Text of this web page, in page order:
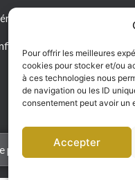
Pour offrir les meilleures
cookies pour stocker et/ou
à ces technologies nous
de navigation ou les ID
consentement peut avoir un
Accepter
de vente
par ccbycc.ch